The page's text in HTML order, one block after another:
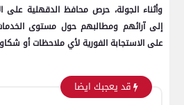
وأثناء الجولة، حرص محافظ الدقهلية على
إلى آرائهم ومطالبهم حول مستوى
على الاستجابة الفورية لأي ملاحظات أو
قد يعجبك ايضا